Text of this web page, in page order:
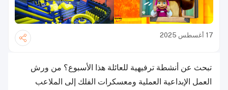
17 أغسطس 2025
تبحث عن أنشطة ترفيهية للعائلة هذا الأسبوع؟ من ورش
العمل الإبداعية العملية ومعسكرات الفلك إلى الملاعب